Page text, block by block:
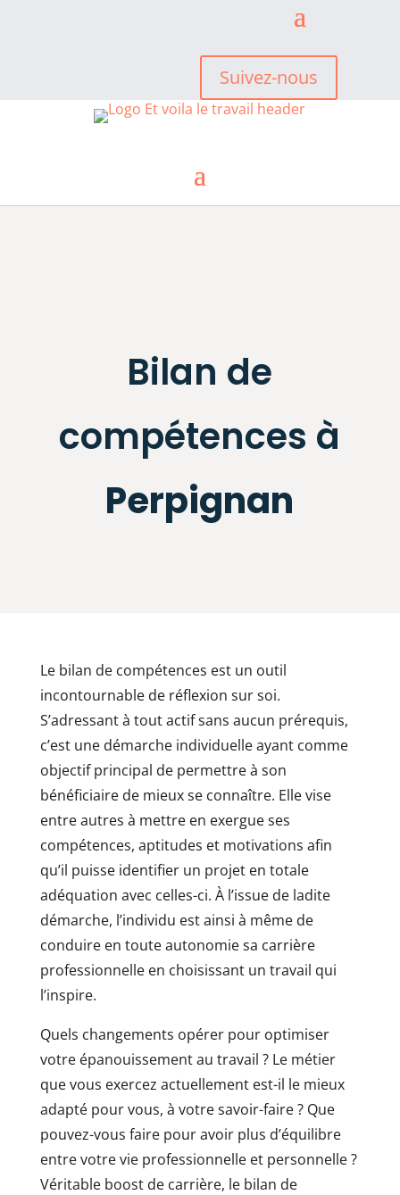
Suivez-nous
Bilan de
compétences à
Perpignan
Le bilan de compétences est un outil
incontournable de réflexion sur soi.
S’adressant à tout actif sans aucun prérequis,
c’est une démarche individuelle ayant comme
objectif principal de permettre à son
bénéficiaire de mieux se connaître. Elle vise
entre autres à mettre en exergue ses
compétences, aptitudes et motivations afin
qu’il puisse identifier un projet en totale
adéquation avec celles-ci. À l’issue de ladite
démarche, l’individu est ainsi à même de
conduire en toute autonomie sa carrière
professionnelle en choisissant un travail qui
l’inspire.
Quels changements opérer pour optimiser
votre épanouissement au travail ? Le métier
que vous exercez actuellement est-il le mieux
adapté pour vous, à votre savoir-faire ? Que
pouvez-vous faire pour avoir plus d’équilibre
entre votre vie professionnelle et personnelle ?
Véritable boost de carrière, le bilan de